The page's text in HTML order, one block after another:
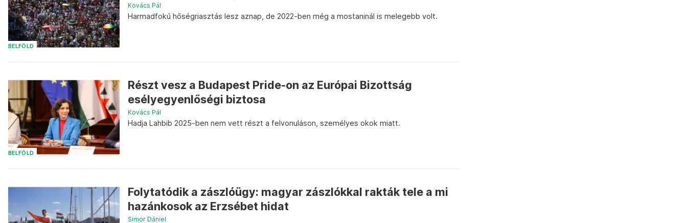
BELFÖLD
Kovács Pál
Harmadfokú hőségriasztás lesz aznap, de 2022-ben még a mostaninál is melegebb volt.
BELFÖLD
Részt vesz a Budapest Pride-on az Európai Bizottság
esélyegyenlőségi biztosa
Kovács Pál
Hadja Lahbib 2025-ben nem vett részt a felvonuláson, személyes okok miatt.
Folytatódik a zászlóügy: magyar zászlókkal rakták tele a mi
hazánkosok az Erzsébet hidat
Simor Dániel